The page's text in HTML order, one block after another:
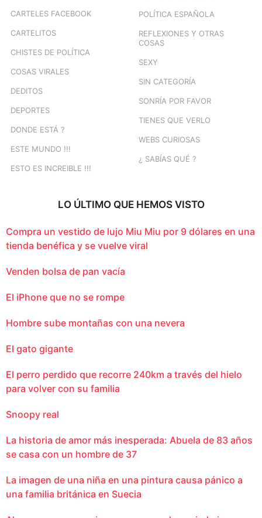
CARTELES FACEBOOK
CARTELITOS
CHISTES DE POLÍTICA
COSAS VIRALES
DEDITOS
DEPORTES
DONDE ESTÁ ?
ESTE MUNDO !!!
ESTO ES INCREIBLE !!!
POLÍTICA ESPAÑOLA
REFLEXIONES Y OTRAS
COSAS
SEXY
SIN CATEGORÍA
SONRÍA POR FAVOR
TIENES QUE VERLO
WEBS CURIOSAS
¿ SABÍAS QUÉ ?
LO ÚLTIMO QUE HEMOS VISTO
Compra un vestido de lujo Miu Miu por 9 dólares en una
tienda benéfica y se vuelve viral
Venden bolsa de pan vacía
El iPhone que no se rompe
Hombre sube montañas con una nevera
El gato gigante
El perro perdido que recorre 240km a través del hielo
para volver con su familia
Snoopy real
La historia de amor más inesperada: Abuela de 83 años
se casa con un hombre de 37
La imagen de una niña en una pintura causa pánico a
una familia británica en Suecia